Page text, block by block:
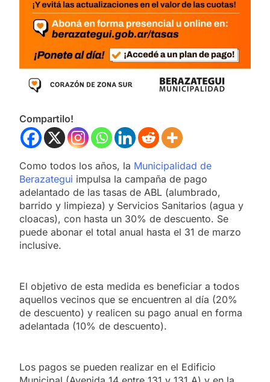
Compartilo!
Como todos los años, la Municipalidad de
Berazategui impulsa la campaña de pago
adelantado de las tasas de ABL (alumbrado,
barrido y limpieza) y Servicios Sanitarios (agua y
cloacas), con hasta un 30% de descuento. Se
puede abonar el total anual hasta el 31 de marzo
inclusive.
El objetivo de esta medida es beneficiar a todos
aquellos vecinos que se encuentren al día (20%
de descuento) y realicen su pago anual en forma
adelantada (10% de descuento).
Los pagos se pueden realizar en el Edificio